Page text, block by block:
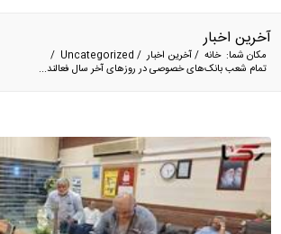
آخرین اخبار
مکان شما: خانه /آخرین اخبار /
Uncategorized
/
تمام شعب بانک‌های خصوصی در روزهای آخر سال فعالند...